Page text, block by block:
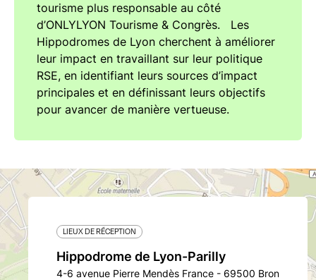
tourisme plus responsable au côté
d’ONLYLYON Tourisme & Congrès. Les
Hippodromes de Lyon cherchent à améliorer
leur impact en travaillant sur leur politique
RSE, en identifiant leurs sources d’impact
principales et en définissant leurs objectifs
pour avancer de manière vertueuse.
LIEUX DE RÉCEPTION
Hippodrome de Lyon-Parilly
4-6 avenue Pierre Mendès France - 69500 Bron